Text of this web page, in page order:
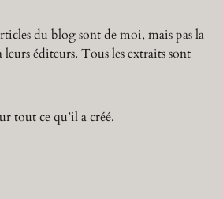
du blog sont de moi, mais pas la
éditeurs. Tous les extraits sont
tout ce qu’il a créé.